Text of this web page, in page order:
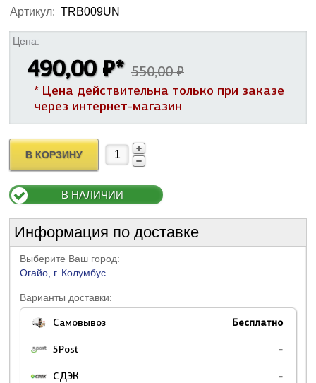
Артикул: TRB009UN
Цена:
490,00 ₽* 550,00 ₽
* Цена действительна только при заказе
через интернет-магазин
В КОРЗИНУ
В НАЛИЧИИ
Информация по доставке
Выберите Ваш город:
Огайо, г. Колумбус
Варианты доставки:
Самовывоз Бесплатно
5Post -
СДЭК -